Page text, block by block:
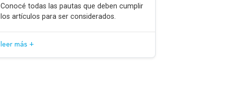
Conocé todas las pautas que deben cumplir
los artículos para ser considerados.
leer más +